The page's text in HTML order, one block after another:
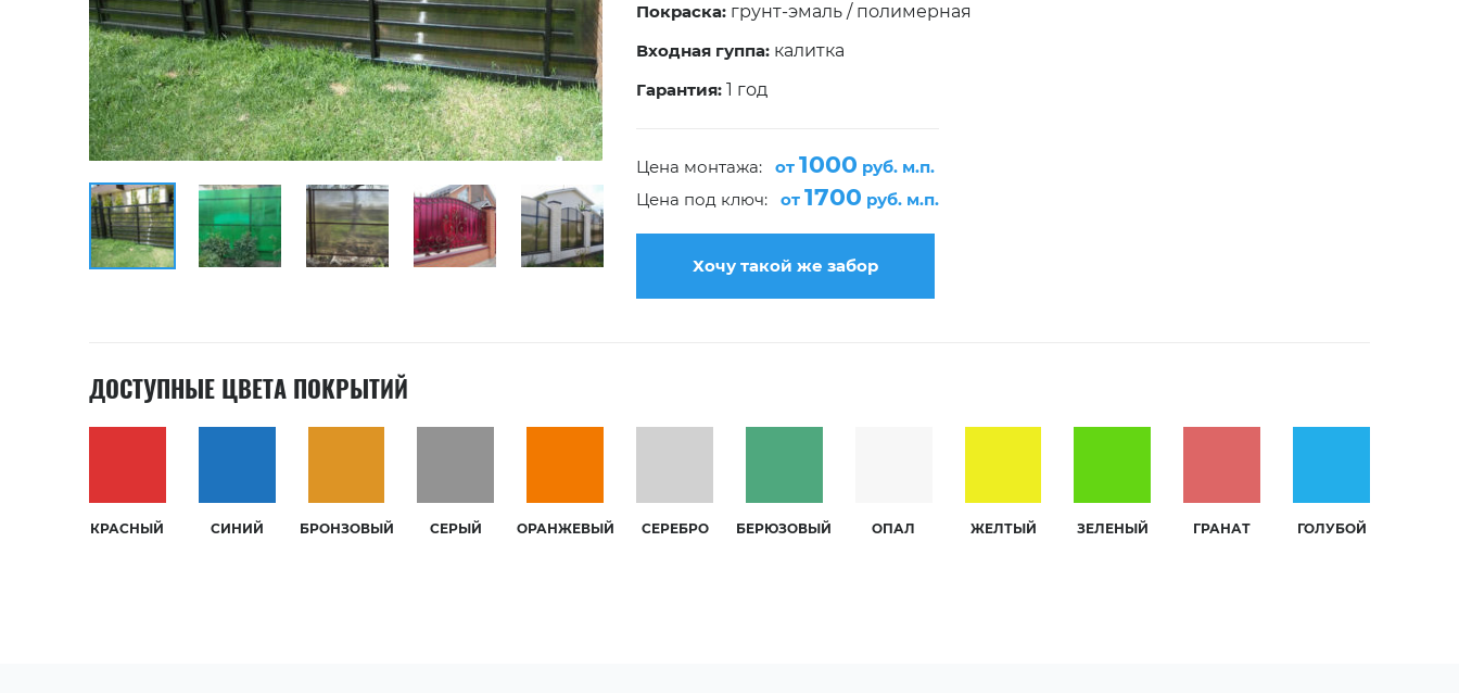
Покраска: грунт-эмаль / полимерная
Входная гуппа: калитка
Гарантия: 1 год
Цена монтажа:от1000 руб. м.п.
Цена под ключ:от1700 руб. м.п.
Хочу такой же забор
ДОСТУПНЫЕ ЦВЕТА ПОКРЫТИЙ
КРАСНЫЙ СИНИЙ БРОНЗОВЫЙ СЕРЫЙ ОРАНЖЕВЫЙ СЕРЕБРО БЕРЮЗОВЫЙ ОПАЛ ЖЕЛТЫЙ ЗЕЛЕНЫЙ ГРАНАТ ГОЛУБОЙ